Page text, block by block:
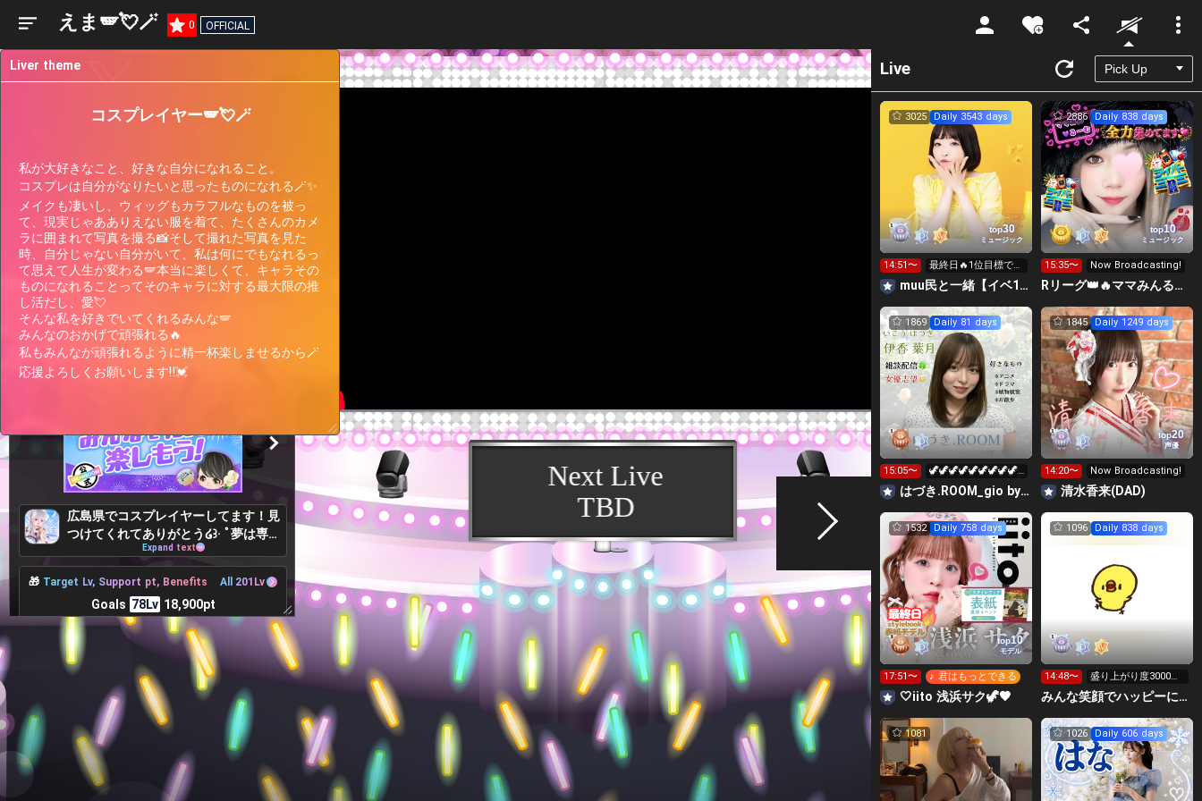
えま🪽💘🪄︎︎ 0 OFFICIAL
Unmute
Current
Participating
Events
Past
Events
Liver
Support
19 hours left
まったり配信したいあなたへ♡みんなで花火を
楽しもう！vol.292
広島県でコスプレイヤーしてます！見
つけてくれてありがとう໒꒱· ﾟ夢は専
属モデルになること！！大好きなコス
プレ活動で鍛えられた得意なポージン
グを活かしたい👊 よく面白いルーム
だと言われます(꧞ 'ᢦ' ) よかったらフ
ォローお待ちしてます🌟
Expand text
🎁 Target Lv, Support pt, Benefits All 201Lv
Goals 78Lv 18,900pt
199pt more to achieve
レベル78達成！花火をあげまくろ
う〜！！！
👤 Contributing user TOP100
1
‪だぃ❣️今迄ありが
とう(⋆ᴗ͈ˬᴗ͈)”
3,000pt
🍥🦕れあパパ👶🏻
たかまさ
614pt
バトラー
Liver theme
コスプレイヤー🪽💘🪄︎︎
私が大好きなこと、好きな自分になれること。
コスプレは自分がなりたいと思ったものになれる🪄︎︎✨
メイクも凄いし、ウィッグもカラフルなものを被っ
て、現実じゃあありえない服を着て、たくさんのカメ
ラに囲まれて写真を撮る📸そして撮れた写真を見た
時、自分じゃない自分がいて、私は何にでもなれるっ
て思えて人生が変わる🪽本当に楽しくて、キャラその
ものになれることってそのキャラに対する最大限の推
し活だし、愛💘
そんな私を好きでいてくれるみんな🪽
みんなのおかげで頑張れる🔥
私もみんなが頑張れるように精一杯楽しませるから🪄︎︎
応援よろしくお願いします‼️💓‪
Live
top30
ミュージック
3025 Daily 3543 days
14:51〜
最終日🔥1位目標です
🔥応援お願いします
😭
muu民と一緒【イベ1位目標🔥🔥🔥お休み中🥹】
top10
ミュージック
2886 Daily 838 days
15:35〜 Now Broadcasting!
Rリーグ👑🔥ママみんるーむ💁‍♀️💜
1869 Daily 81 days
15:05〜
🦖🦖🦖🦖🦖🦖🦖🦖🦖
🦖🦖🦖🦖🦖🦖🦖🦖🦖
🦖🦖🦖🦖🦖🦖
はづき.ROOM_gio by seju
top20
声優
1845 Daily 1249 days
14:20〜 Now Broadcasting!
清水香来(DAD)
top10
モデル
1532 Daily 758 days
17:51〜 ♪ 君はもっとできる
🤍iito ‎浅浜サク🦖🤎
1096 Daily 838 days
14:48〜
盛り上がり度3000行
くか力尽きるまで٩(>
ω<*
みんな笑顔でハッピーに🐕‍🦺😇はこおＣぃぃｅｅｅルーム.
1081 1026 Daily 606 days